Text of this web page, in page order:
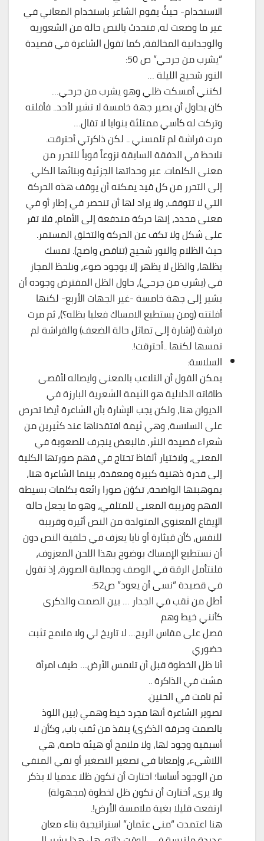
الاستخدام- حيثُ يقوم الشاعر باستخدام المعاني في
غير ما وضعت له، فتحدث بالنص حالة من الشعورية
والوجدانية المخالفة، كما تقول الشاعرة في قصيدة
“يشرب من جرحي” ص 50:
النور شحيح الليلة …
لكنني أمسكت ظلي وهو يشرب من جرحي…
كان يحاول أن يصير جهة خامسة لا تشير لأحد.. فأفلته
وتركت له كأسي ممتلئة بنوايا لا تقال…
مرت فراشة لم تلمسني .. لكن ذاكرتي أحترقت.
نلاحظ في الدفقة السابقة نزوعاً قوياً للتحرر من
معنى الكلمات. عبر وحداتها الجزئية وبنائها الكلي.
إلى التحرر من كل قيد يمكنه أن يوقف هذه الحركة
التي لا تتوقف، ولا يراد لها أن تنحصر في إطار أو في
معنى محدد، إنها حركة مندفعة إلى الأمام، فلا تقر
على شكل ولا تكف عن الحركة والتخلق المستمر.
حيث الظلام والنور شحيح (تناقض واضح). تمسك
بظلها، والظل لا يظهر إلا بوجود ضوء، ونلحظ المجاز
في (يشرب من جرحي)، حاول الظل المفترض وجوده أن
يشير إلى جهة خامسة -غير الجهات الأربع- لكنها
أفلتته (ومن يستطيع الامساك فعليا بظله؟)، ثم مرت
فراشة (إشارة إلى تماثل حالة الضعف) والفراشة لم
تمسها لكنها ..أحترقت!.
السلاسة:
يمكن القول أن التلاعب بالمعنى وايصاله لأقصى
طاقاته الدلالية هو الثيمة الشعرية البارزة في
الديوان هنا، ولكن يجب الإشارة بأن الشاعرة أيضا تحرص
على السلاسة، وهي ثيمة افتقدناها عند كثيرين من
شعراء قصيدة النثر، فالبعض ينجرف للصعوبة في
المعنى، ولاختيار ألفاظ تحتاج في فهم صورتها الكلية
إلى قدرة ذهنية كبيرة ومعقدة، بينما الشاعرة هنا،
بموهبتها الواضحة، تكوّن صورا رائعة بكلمات بسيطة
الفهم وقريبة المعنى للمتلقي، وهو ما يجعل حالة
الإيقاع المعنوي المتولدة من النص أثيرة وقريبة
للنفس، كأن قيثارة أو نايا يعزف في خلفية النص دون
أن نستطيع الإمساك بوضوح بهذا اللحن المعزوف،
فلنتأمل الرقة في الوصف وجمالية الصورة، إذ تقول
في قصيدة “نسى أن يعود” ص52:
أطل من ثقب في الجدار … بين الصمت والذكرى
كأنني خيط وهم
فصل على مقاس الريح… لا تاريخ لي ولا ملامح تثبت
حضوري
أنا ظل الخطوة قبل أن تلامس الأرض… طيف امرأة
مشت في الذاكرة ..
ثم نامت في الحنين.
تصوير الشاعرة أنها مجرد خيط وهمي (بين اللوذ
بالصمت وحرقة الذكرى) ينفذ من ثقب باب، وكأن لا
أسبقية وجود لها، ولا ملامح أو هيئة خاصة، هي
اللاشيء، وإمعانا في تصغير التصغير أو نفي المنفي
من الوجود أساسا؛ اختارت أن تكون ظلا عدميا لا يذكر
ولا يرى، أختارت أن تكون ظل لخطوة (مجهولة)
ارتفعت قليلا بغية ملامسة الأرض!.
هنا اعتمدت “منى عثمان” استراتيجية بناء معان